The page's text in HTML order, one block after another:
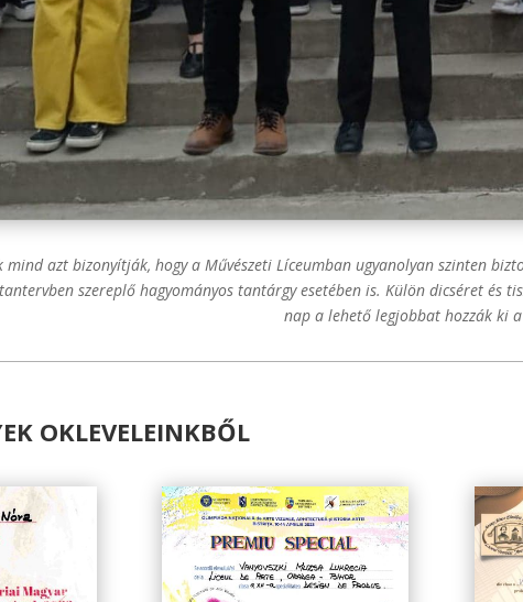
mind azt bizonyítják, hogy a Művészeti Líceumban ugyanolyan szinten
szereplő hagyományos tantárgy esetében is. Külön dicséret
nap a lehető legjobbat hozzák ki
OKLEVELEINKBŐL